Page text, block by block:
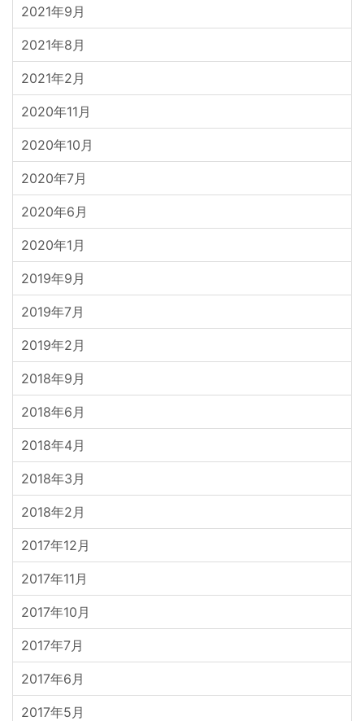
2021年9月
2021年8月
2021年2月
2020年11月
2020年10月
2020年7月
2020年6月
2020年1月
2019年9月
2019年7月
2019年2月
2018年9月
2018年6月
2018年4月
2018年3月
2018年2月
2017年12月
2017年11月
2017年10月
2017年7月
2017年6月
2017年5月